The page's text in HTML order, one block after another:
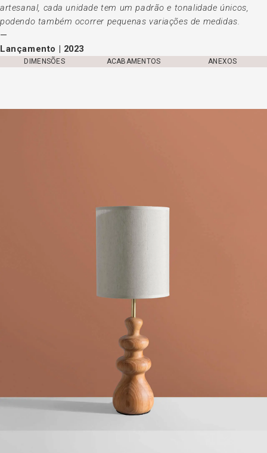
artesanal, cada unidade tem um padrão e tonalidade únicos,
podendo também ocorrer pequenas variações de medidas.
Lançamento | 2023
DIMENSÕES ACABAMENTOS ANEXOS